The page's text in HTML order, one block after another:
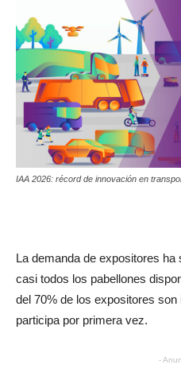
IAA 2026: récord de innovación en
La demanda de expositores ha
casi todos los pabellones
del 70% de los expositores
participa por primera vez.
-